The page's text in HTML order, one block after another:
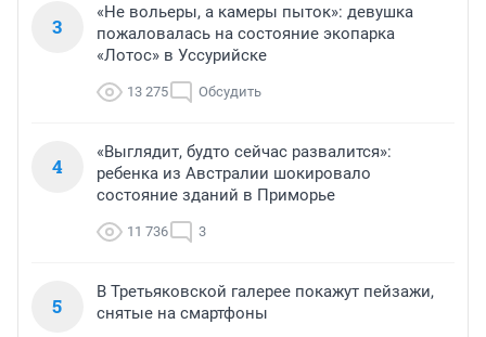
3
«Не вольеры, а камеры пыток»: девушка
пожаловалась на состояние экопарка
«Лотос» в Уссурийске
13 275 Обсудить
4
«Выглядит, будто сейчас развалится»:
ребенка из Австралии шокировало
состояние зданий в Приморье
11 736 3
5
В Третьяковской галерее покажут пейзажи,
снятые на смартфоны